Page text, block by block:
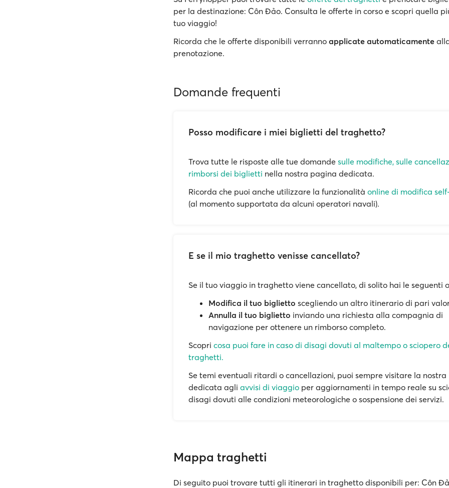
per la destinazione: Côn Đảo. Consulta le offerte in corso e scopri quella
tuo viaggio!
Ricorda che le offerte disponibili verranno applicate automaticamente
prenotazione.
Domande frequenti
Posso modificare i miei biglietti del traghetto?
Trova tutte le risposte alle tue domande sulle modifiche, sulle
rimborsi dei biglietti nella nostra pagina dedicata.
Ricorda che puoi anche utilizzare la funzionalità online di modifica
(al momento supportata da alcuni operatori navali).
E se il mio traghetto venisse cancellato?
Se il tuo viaggio in traghetto viene cancellato, di solito hai le seguenti
Modifica il tuo biglietto scegliendo un altro itinerario di pari
Annulla il tuo biglietto inviando una richiesta alla compagnia di
navigazione per ottenere un rimborso completo.
Scopri cosa puoi fare in caso di disagi dovuti al maltempo o sciopero
traghetti.
Se temi eventuali ritardi o cancellazioni, puoi sempre visitare la
dedicata agli avvisi di viaggio per aggiornamenti in tempo reale su
disagi dovuti alle condizioni meteorologiche o sospensione dei servizi.
Mappa traghetti
Di seguito puoi trovare tutti gli itinerari in traghetto disponibili per: Côn